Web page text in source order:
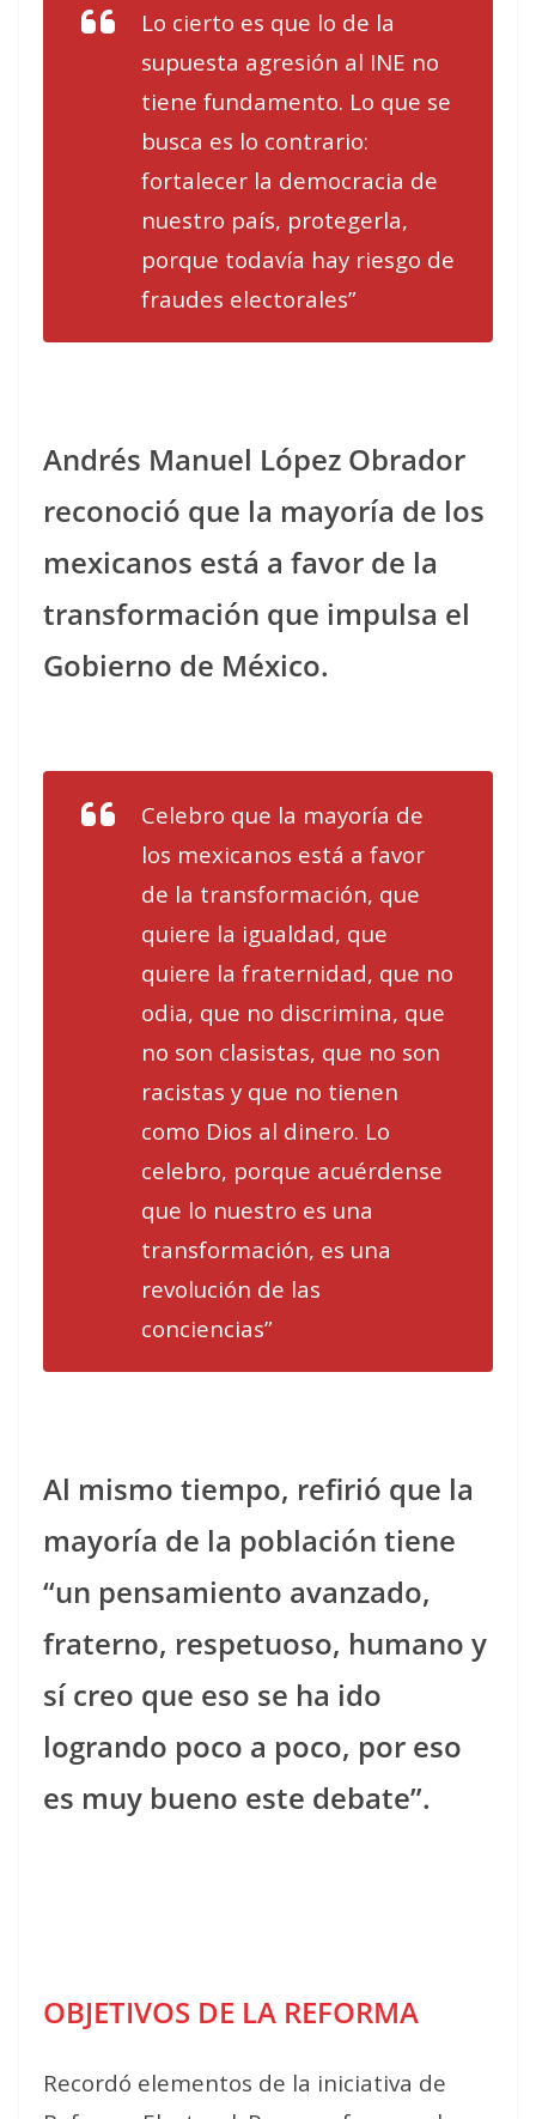
Lo cierto es que lo de la
supuesta agresión al INE no
tiene fundamento. Lo que se
busca es lo contrario:
fortalecer la democracia de
nuestro país, protegerla,
porque todavía hay riesgo de
fraudes electorales”
Andrés Manuel López Obrador
reconoció que la mayoría de los
mexicanos está a favor de la
transformación que impulsa el
Gobierno de México.
Celebro que la mayoría de
los mexicanos está a favor
de la transformación, que
quiere la igualdad, que
quiere la fraternidad, que no
odia, que no discrimina, que
no son clasistas, que no son
racistas y que no tienen
como Dios al dinero. Lo
celebro, porque acuérdense
que lo nuestro es una
transformación, es una
revolución de las
conciencias”
Al mismo tiempo, refirió que la
mayoría de la población tiene
“un pensamiento avanzado,
fraterno, respetuoso, humano y
sí creo que eso se ha ido
logrando poco a poco, por eso
es muy bueno este debate”.
OBJETIVOS DE LA REFORMA
Recordó elementos de la iniciativa de